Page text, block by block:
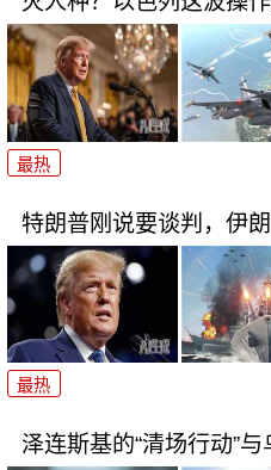
最热
特朗普刚说要谈判，伊
最热
泽连斯基的“清场行动”与